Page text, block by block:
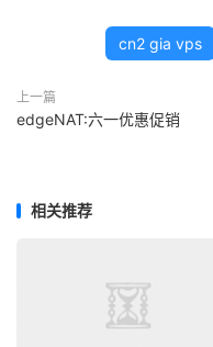
cn2 gia vps
上一篇
edgeNAT:六一优惠促销
相关推荐